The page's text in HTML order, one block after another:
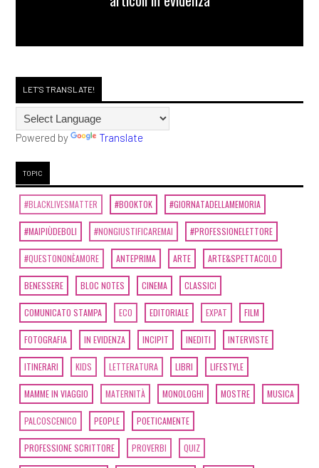
LET'S TRANSLATE!
Powered by Translate
TOPIC
#BLACKLIVESMATTER #BOOKTOK #GIORNATADELLAMEMORIA
#MAIPIÙDEBOLI #NONGIUSTIFICAREMAI #PROFESSIONELETTORE
#QUESTONONÈAMORE ANTEPRIMA ARTE ARTE&SPETTACOLO
BENESSERE BLOC NOTES CINEMA CLASSICI
COMUNICATO STAMPA ECO EDITORIALE EXPAT FILM
FOTOGRAFIA IN EVIDENZA INCIPIT INEDITI INTERVISTE
ITINERARI KIDS LETTERATURA LIBRI LIFESTYLE
MAMME IN VIAGGIO MATERNITÀ MONOLOGHI MOSTRE MUSICA
PALCOSCENICO PEOPLE POETICAMENTE
PROFESSIONE SCRITTORE PROVERBI QUIZ